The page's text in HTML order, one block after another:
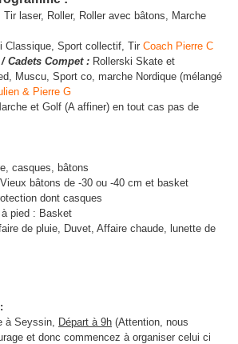
Tir laser, Roller, Roller avec bâtons, Marche
Classique, Sport collectif, Tir Coach Pierre C
Cadets Compet : Rollerski Skate et
Muscu, Sport co, marche Nordique (mélangé
& Pierre G
et Golf (A affiner) en tout cas pas de
casques, bâtons
bâtons de -30 ou -40 cm et basket
dont casques
pied : Basket
de pluie, Duvet, Affaire chaude, lunette de
à Seyssin, Départ à 9h (Attention, nous
et donc commencez à organiser celui ci